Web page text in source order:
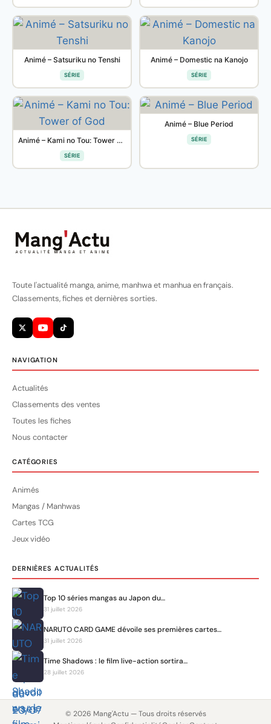
Animé – Satsuriku no Tenshi
SÉRIE
Animé – Domestic na Kanojo
SÉRIE
Animé – Kami no Tou: Tower of God
SÉRIE
Animé – Blue Period
SÉRIE
Toute l'actualité manga, anime, manhwa et manhua en français.
Classements, fiches et dernières sorties.
NAVIGATION
Actualités
Classements des ventes
Toutes les fiches
Nous contacter
CATÉGORIES
Animés
Mangas / Manhwas
Cartes TCG
Jeux vidéo
DERNIÈRES ACTUALITÉS
Top 10 séries mangas au Japon du…
31 juillet 2026
NARUTO CARD GAME dévoile ses premières cartes…
31 juillet 2026
Time Shadows : le film live-action sortira…
28 juillet 2026
© 2026 Mang'Actu — Tous droits réservés